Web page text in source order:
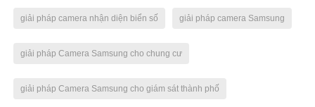
giải pháp camera nhận diện biển số giải pháp camera Samsung
giải pháp Camera Samsung cho chung cư
giải pháp Camera Samsung cho giám sát thành phố